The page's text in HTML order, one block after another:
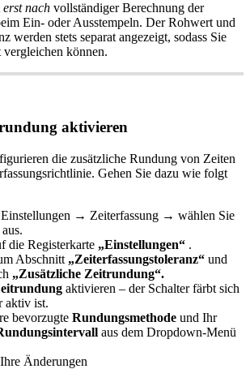
erst nach vollständiger Berechnung der
Ein- oder Ausstempeln. Der Rohwert und
werden stets separat angezeigt, sodass Sie
vergleichen können.
aktivieren
die zusätzliche Rundung von Zeiten
. Gehen Sie dazu wie folgt
Einstellungen → Zeiterfassung → wählen Sie
aus.
die Registerkarte „Einstellungen“ .
Abschnitt „Zeiterfassungstoleranz“ und
„Zusätzliche Zeitrundung“.
aktivieren – der Schalter färbt sich
aktiv ist.
bevorzugte Rundungsmethode und Ihr
aus dem Dropdown-Menü
Ihre Änderungen